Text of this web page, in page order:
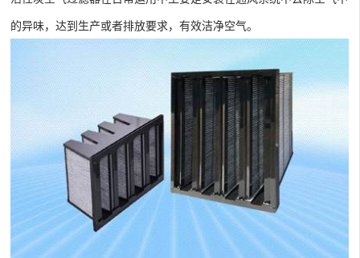
的异味，达到生产或者排放要求，有效洁净空气。